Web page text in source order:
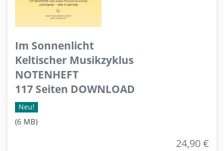
Im Sonnenlicht
Keltischer Musikzyklus
NOTENHEFT
117 Seiten DOWNLOAD
Neu!
(6 MB)
24,90 €